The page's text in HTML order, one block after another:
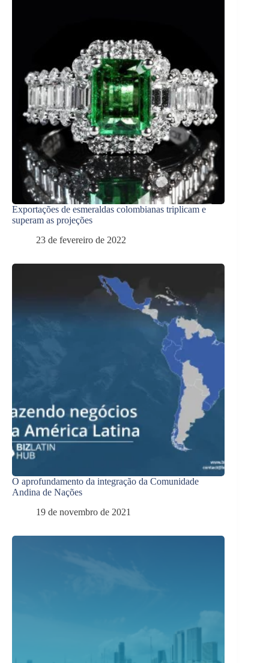
Exportações de esmeraldas colombianas triplicam e
superam as projeções
23 de fevereiro de 2022
O aprofundamento da integração da Comunidade
Andina de Nações
19 de novembro de 2021